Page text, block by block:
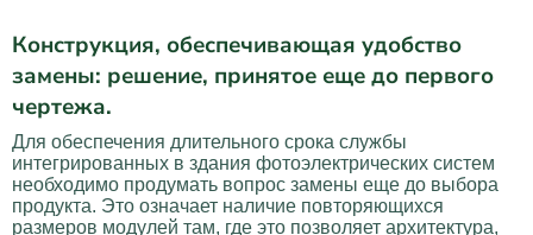
Конструкция, обеспечивающая удобство
замены: решение, принятое еще до первого
чертежа.
Для обеспечения длительного срока службы
интегрированных в здания фотоэлектрических систем
необходимо продумать вопрос замены еще до выбора
продукта. Это означает наличие повторяющихся
размеров модулей там, где это позволяет архитектура,